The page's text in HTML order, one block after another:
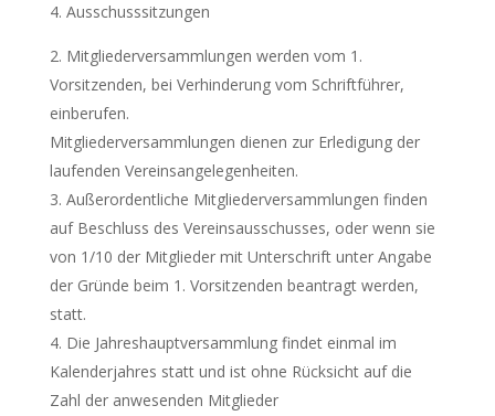
Ausschusssitzungen
Mitgliederversammlungen werden vom 1.
Vorsitzenden, bei Verhinderung vom Schriftführer,
einberufen.
Mitgliederversammlungen dienen zur Erledigung der
laufenden Vereinsangelegenheiten.
Außerordentliche Mitgliederversammlungen finden
auf Beschluss des Vereinsausschusses, oder wenn sie
von 1/10 der Mitglieder mit Unterschrift unter Angabe
der Gründe beim 1. Vorsitzenden beantragt werden,
statt.
Die Jahreshauptversammlung findet einmal im
Kalenderjahres statt und ist ohne Rücksicht auf die
Zahl der anwesenden Mitglieder